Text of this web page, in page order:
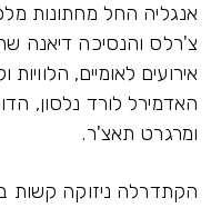
אנגליה החל מחתונות
אירועים לאומיים,
האדמירל לורד נלסון,
ומרגרט תאצ'ר.
הקתדרלה ניזוקה קשות